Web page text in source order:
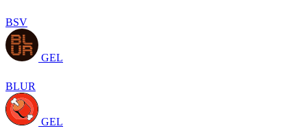
BSV
GEL
BLUR
GEL